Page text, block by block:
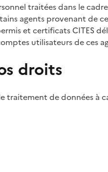
traitées dans le
agents provenant de
et certificats CITES
utilisateurs de ces
droits
traitement de données à